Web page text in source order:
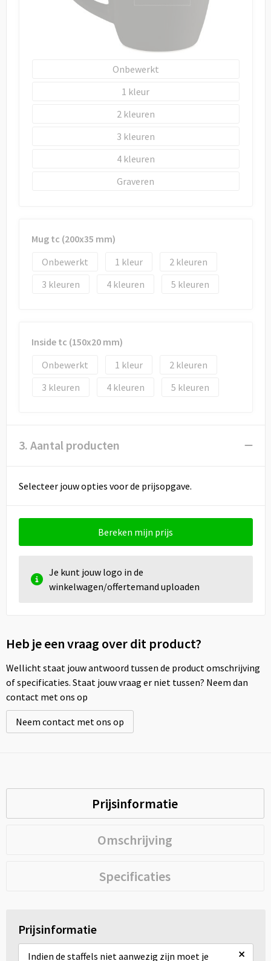
Onbewerkt
1
2
3
4
Graveren
Mug tc (200x35 mm)
Onbewerkt
1
2
3
4 5
Inside tc (150x20 mm)
Onbewerkt
1
2
3
4 5
3. Aantal producten
Selecteer jouw opties voor de prijsopgave.
Bereken mijn prijs
Je kunt jouw logo in de
winkelwagen/offertemand uploaden
Heb je een vraag over dit product?
Wellicht staat jouw antwoord tussen de product omschrijving
of specificaties. Staat jouw vraag er niet tussen? Neem dan
contact met ons op
Neem contact met ons op
Prijsinformatie
Omschrijving
Specificaties
Prijsinformatie
Indien de staffels niet aanwezig zijn moet je
×